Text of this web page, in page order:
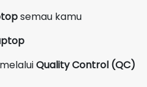
semau kamu
Quality Control (QC)